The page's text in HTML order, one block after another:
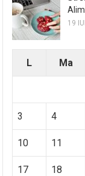
19
L Ma
3 4
10 11
17 18